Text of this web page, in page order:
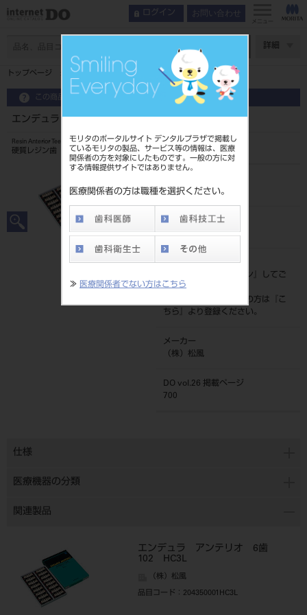
モリタのポータルサイト デンタルプラザで掲載し
ているモリタの製品、サービス等の情報は、医療
関係者の方を対象にしたものです。一般の方に対
する情報提供サイトではありません。
医療関係者の方は職種を選択ください。
≫ 医療関係者でない方はこちら
ログイン お問い合わせ
メニュー
詳細
トップページ エンデュラ アンテリオ 6歯 A3．5 HSS4L
この商品に関するお問い合わせ
エンデュラ アンテリオ 6歯 A3．5 HSS4L
Resin Anterior Teeth
硬質レジン歯
204350012HSS4L
JAN/EANコード
標準価格
ログイン
』してご
覧ください。
ネット会員登録がまだの方は『
こ
ちら
』より登録ください。
メーカー
（株）松風
DO vol.26 掲載ページ
700
仕様
医療機器の分類
関連製品
エンデュラ アンテリオ 6歯
102 HC3L
（株）松風
品目コード ：204350001HC3L